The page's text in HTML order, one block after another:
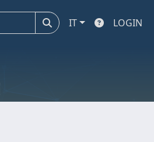
IT LOGIN